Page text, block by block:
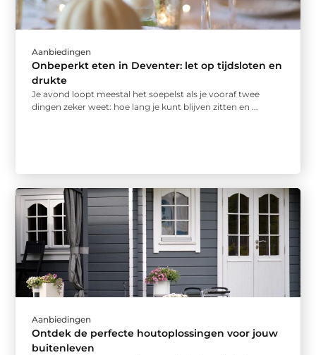
Aanbiedingen
Onbeperkt eten in Deventer: let op tijdsloten en
drukte
Je avond loopt meestal het soepelst als je vooraf twee
dingen zeker weet: hoe lang je kunt blijven zitten en ...
Aanbiedingen
Ontdek de perfecte houtoplossingen voor jouw
buitenleven